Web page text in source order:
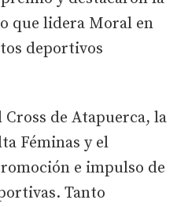
que lidera Moral en
deportivos
Cross de Atapuerca, la
Féminas y el
e impulso de
Tanto